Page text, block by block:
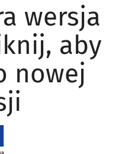
wersja
aby
nowej